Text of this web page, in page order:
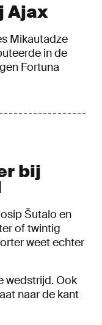
Ajax
Mikautadze
in de
Fortuna
bij
Šutalo en
of twintig
weet echter
wedstrijd. Ook
naar de kant